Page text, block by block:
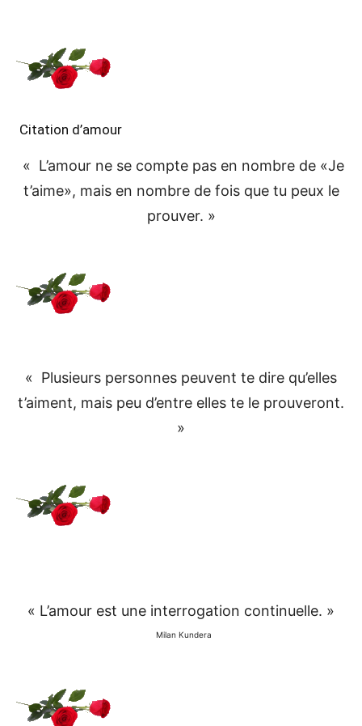
Citation d’amour
« L’amour ne se compte pas en nombre de «Je
t’aime», mais en nombre de fois que tu peux le
prouver. »
« Plusieurs personnes peuvent te dire qu’elles
t’aiment, mais peu d’entre elles te le prouveront.
»
« L’amour est une interrogation continuelle. »
Milan Kundera